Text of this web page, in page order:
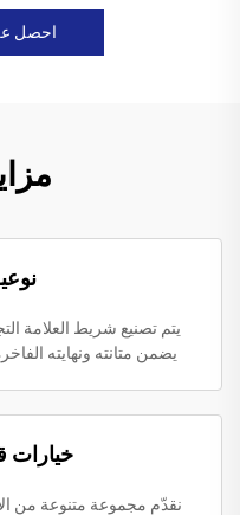
احصل
يتم تصنيع شريط العلامة
يضمن متانته ونهايته
خيارات
نقدّم مجموعة متنوعة من